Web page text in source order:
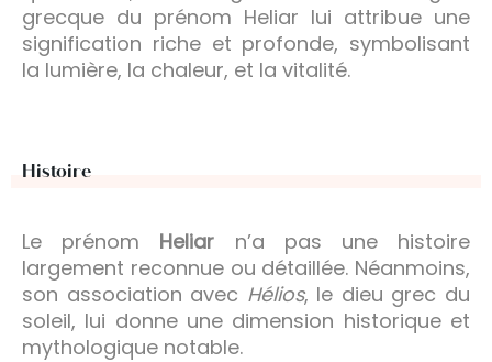
grecque du prénom Heliar lui attribue une
signification riche et profonde, symbolisant
la lumière, la chaleur, et la vitalité.
Histoire
Le prénom Heliar n’a pas une histoire
largement reconnue ou détaillée. Néanmoins,
son association avec Hélios, le dieu grec du
soleil, lui donne une dimension historique et
mythologique notable.